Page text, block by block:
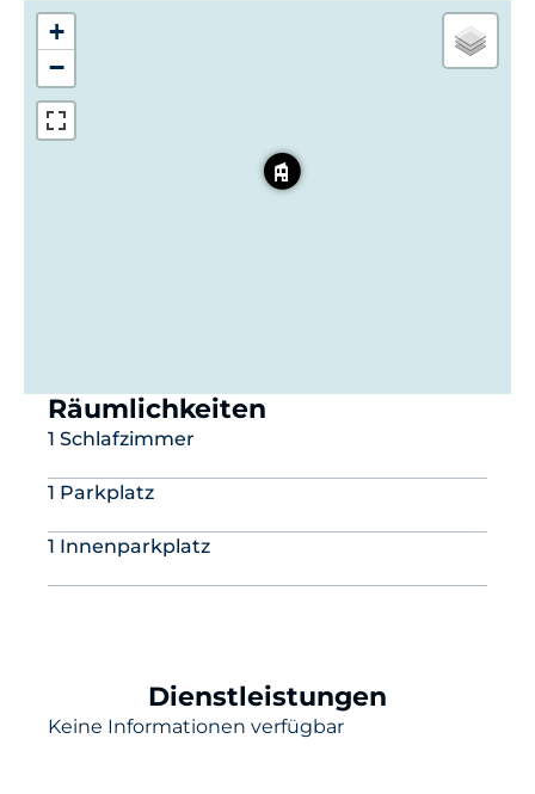
+
−
Räumlichkeiten
1 Schlafzimmer
1 Parkplatz
1 Innenparkplatz
Dienstleistungen
Keine Informationen verfügbar